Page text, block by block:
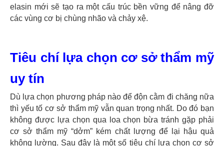
elasin mới sẽ tạo ra một cấu trúc bền vững để nâng đỡ
các vùng cơ bị chùng nhão và chảy xệ.
Tiêu chí lựa chọn cơ sở thẩm mỹ
uy tín
Dù lựa chọn phương pháp nào để độn cằm đi chăng nữa
thì yếu tố cơ sở thẩm mỹ vẫn quan trọng nhất. Do đó bạn
không được lựa chọn qua loa chọn bừa tránh gặp phải
cơ sở thẩm mỹ “dởm” kém chất lượng để lại hậu quả
không lường. Sau đây là một số tiêu chí lựa chọn cơ sở